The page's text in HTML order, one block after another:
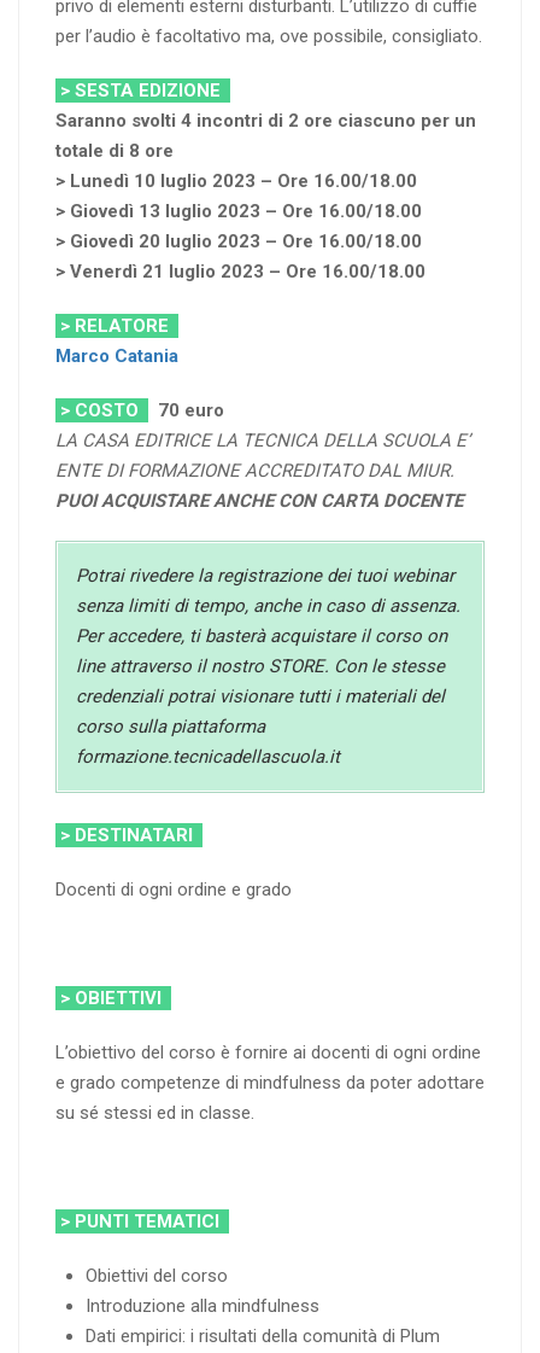
privo di elementi esterni disturbanti. L’utilizzo di cuffie
per l’audio è facoltativo ma, ove possibile, consigliato.
> SESTA EDIZIONE
Saranno svolti 4 incontri di 2 ore ciascuno per un
totale di 8 ore
> Lunedì 10 luglio 2023 – Ore 16.00/18.00
> Giovedì 13 luglio 2023 – Ore 16.00/18.00
> Giovedì 20 luglio 2023 – Ore 16.00/18.00
> Venerdì 21 luglio 2023 – Ore 16.00/18.00
> RELATORE
Marco Catania
> COSTO 70 euro
LA CASA EDITRICE LA TECNICA DELLA SCUOLA E’
ENTE DI FORMAZIONE ACCREDITATO DAL MIUR.
PUOI ACQUISTARE ANCHE CON CARTA DOCENTE
Potrai rivedere la registrazione dei tuoi webinar
senza limiti di tempo, anche in caso di assenza.
Per accedere, ti basterà acquistare il corso on
line attraverso il nostro STORE. Con le stesse
credenziali potrai visionare tutti i materiali del
corso sulla piattaforma
formazione.tecnicadellascuola.it
> DESTINATARI
Docenti di ogni ordine e grado
> OBIETTIVI
L’obiettivo del corso è fornire ai docenti di ogni ordine
e grado competenze di mindfulness da poter adottare
su sé stessi ed in classe.
> PUNTI TEMATICI
Obiettivi del corso
Introduzione alla mindfulness
Dati empirici: i risultati della comunità di Plum